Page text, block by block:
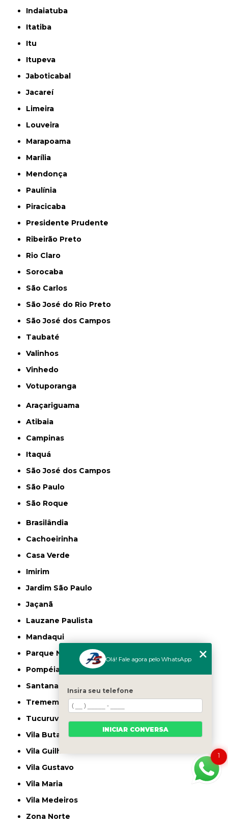
Indaiatuba
Itatiba
Itu
Itupeva
Jaboticabal
Jacareí
Limeira
Louveira
Marapoama
Marília
Mendonça
Paulínia
Piracicaba
Presidente Prudente
Ribeirão Preto
Rio Claro
Sorocaba
São Carlos
São José do Rio Preto
São José dos Campos
Taubaté
Valinhos
Vinhedo
Votuporanga
Araçariguama
Atibaia
Campinas
Itaquá
São José dos Campos
São Paulo
São Roque
Brasilândia
Cachoeirinha
Casa Verde
Imirim
Jardim São Paulo
Jaçanã
Lauzane Paulista
Mandaqui
Parque Novo Mundo
Pompéia
Santana
Tremembé
Tucuruvi
Vila Butantã
Vila Guilherme
Vila Gustavo
Vila Maria
Vila Medeiros
Zona Norte
1
Olá! Fale agora pelo WhatsApp
Insira seu telefone
INICIAR CONVERSA